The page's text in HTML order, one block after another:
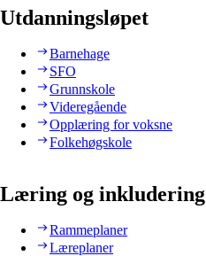
Utdanningsløpet
Barnehage
SFO
Grunnskole
Videregående
Opplæring for voksne
Folkehøgskole
Læring og inkludering
Rammeplaner
Læreplaner